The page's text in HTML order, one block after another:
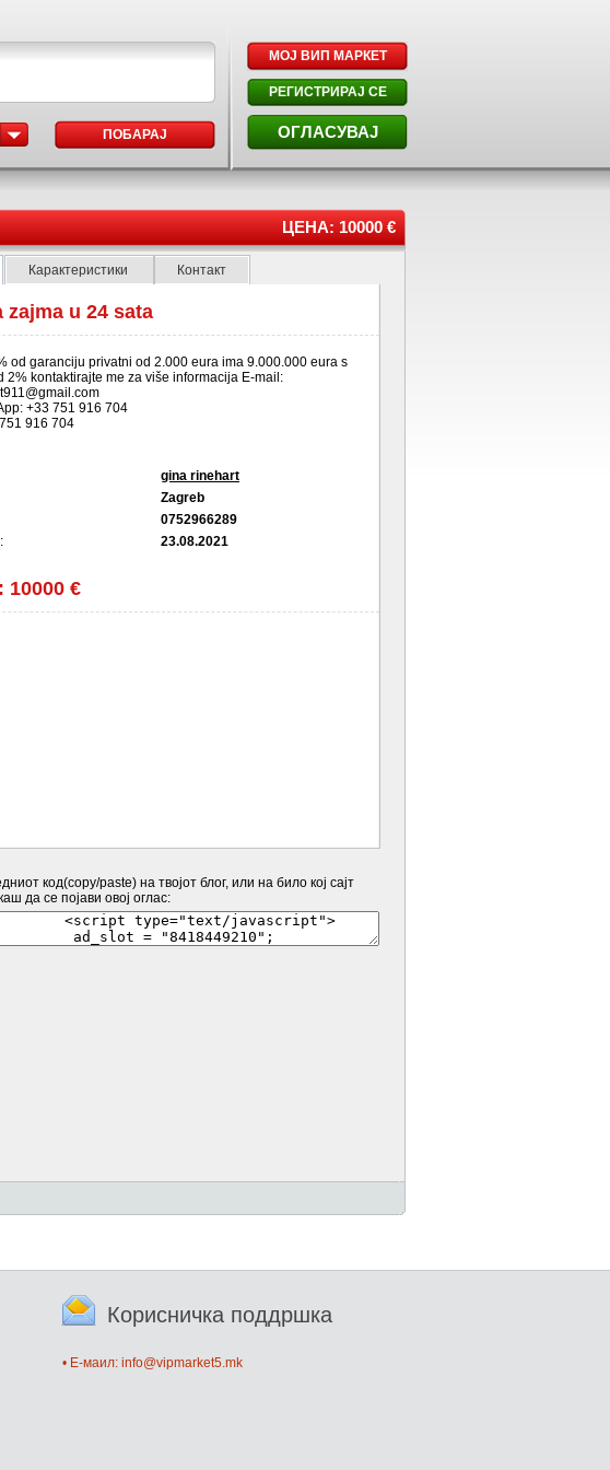
ПОБАРАЈ
МОЈ ВИП МАРКЕТ
РЕГИСТРИРАЈ СЕ
ОГЛАСУВАЈ
ЦЕНА: 10000 €
Карактеристики Контакт
zajma u 24 sata
od garanciju privatni od 2.000 eura ima 9.000.000 eura s
2% kontaktirajte me za više informacija E-mail:
+33 751 916 704
916 704
gina rinehart
Zagreb
0752966289
23.08.2021
€
код(copy/paste) на твојот блог, или на било кој сајт
да се појави овој оглас:
Корисничка поддршка
• E-маил: info@vipmarket5.mk